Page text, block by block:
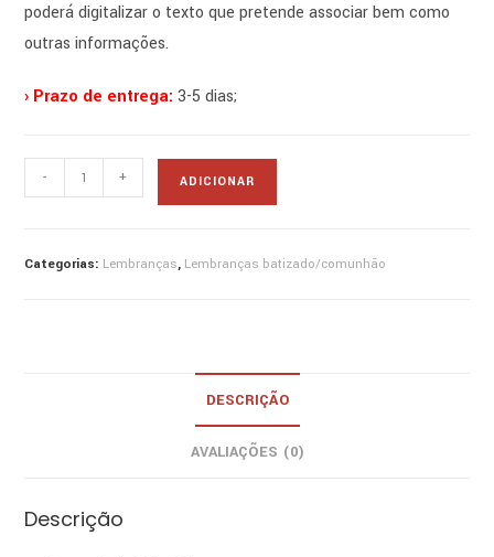
poderá digitalizar o texto que pretende associar bem como
outras informações.
› Prazo de entrega: 3-5 dias;
Quantidade
de
- + ADICIONAR
Categorias: Lembranças, Lembranças batizado/comunhão
DESCRIÇÃO
AVALIAÇÕES (0)
Descrição